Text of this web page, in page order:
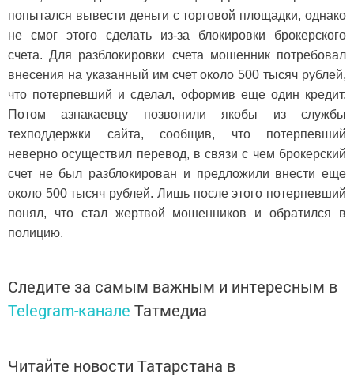
попытался вывести деньги с торговой площадки, однако
не смог этого сделать из-за блокировки брокерского
счета. Для разблокировки счета мошенник потребовал
внесения на указанный им счет около 500 тысяч рублей,
что потерпевший и сделал, оформив еще один кредит.
Потом азнакаевцу позвонили якобы из службы
техподдержки сайта, сообщив, что потерпевший
неверно осуществил перевод, в связи с чем брокерский
счет не был разблокирован и предложили внести еще
около 500 тысяч рублей. Лишь после этого потерпевший
понял, что стал жертвой мошенников и обратился в
полицию.
Следите за самым важным и интересным в
Telegram-канале Татмедиа
Читайте новости Татарстана в